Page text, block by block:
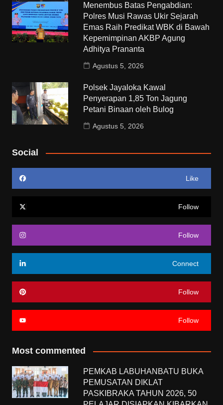
Menembus Batas Pengabdian:
Polres Musi Rawas Ukir Sejarah
Emas Raih Predikat WBK di Bawah
Kepemimpinan AKBP Agung
Adhitya Prananta
Agustus 5, 2026
Polsek Jayaloka Kawal
Penyerapan 1,85 Ton Jagung
Petani Binaan oleh Bulog
Agustus 5, 2026
Social
Like
Follow
Follow
Connect
Follow
Follow
Most commented
PEMKAB LABUHANBATU BUKA
PEMUSATAN DIKLAT
PASKIBRAKA TAHUN 2026, 50